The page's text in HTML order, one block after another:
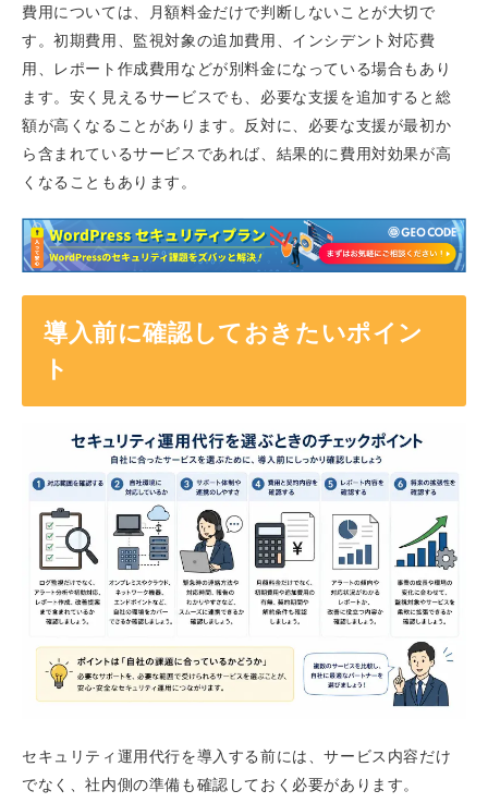
費用については、月額料金だけで判断しないことが大切で
す。初期費用、監視対象の追加費用、インシデント対応費
用、レポート作成費用などが別料金になっている場合もあり
ます。安く見えるサービスでも、必要な支援を追加すると総
額が高くなることがあります。反対に、必要な支援が最初か
ら含まれているサービスであれば、結果的に費用対効果が高
くなることもあります。
導入前に確認しておきたいポイン
ト
セキュリティ運用代行を導入する前には、サービス内容だけ
でなく、社内側の準備も確認しておく必要があります。